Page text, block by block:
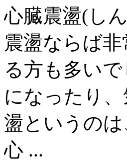
心臓震盪(し
震盪ならば
る方も多い
になったり
盪というの
心 ...